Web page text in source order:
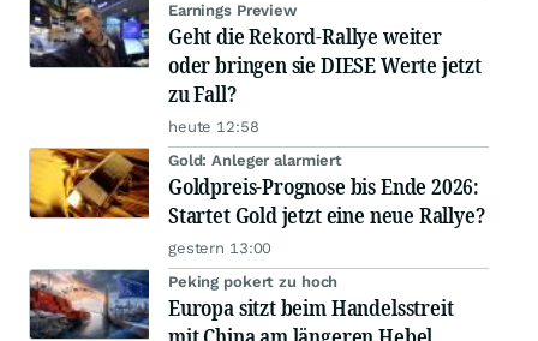
Earnings Preview
Geht die Rekord-Rallye weiter
oder bringen sie DIESE Werte jetzt
zu Fall?
heute 12:58
Gold: Anleger alarmiert
Goldpreis-Prognose bis Ende 2026:
Startet Gold jetzt eine neue Rallye?
gestern 13:00
Peking pokert zu hoch
Europa sitzt beim Handelsstreit